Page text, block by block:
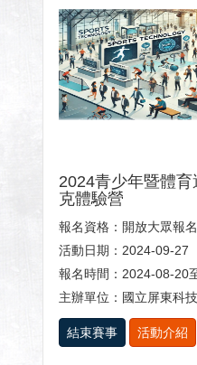
2024青少年暨體
克體驗營
報名資格：開放大眾報名
活動日期：2024-09-27
報名時間：2024-08-20至
主辦單位：國立屏東科技大學人文暨社
結束賽事 活動介紹